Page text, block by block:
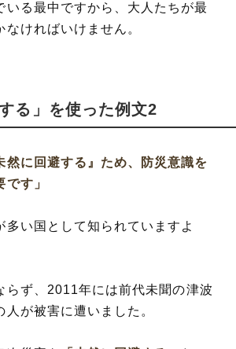
いる最中ですから、大人たちが最
ければいけません。
る」を使った例文2
然に回避する』ため、防災意識を
す」
多い国として知られていますよ
らず、2011年には前代未聞の津波
が被害に遭いました。